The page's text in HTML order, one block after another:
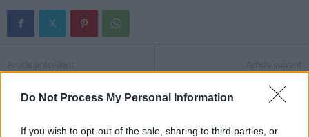
Do Not Process My Personal Information
If you wish to opt-out of the sale, sharing to third parties, or
augmentent la douleur
Maladies cardiovasculaires
: 5 signes qui doivent vous
cardiologues